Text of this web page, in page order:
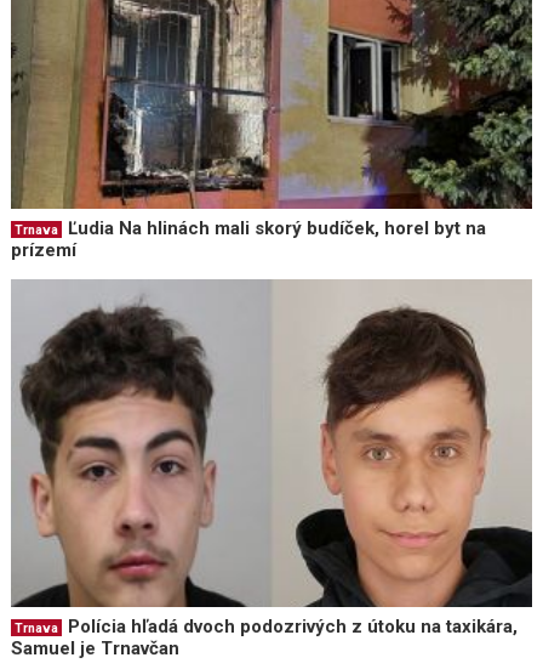
Trnava
Ľudia Na hlinách mali skorý budíček, horel byt na
prízemí
Trnava
Polícia hľadá dvoch podozrivých z útoku na taxikára,
Samuel je Trnavčan